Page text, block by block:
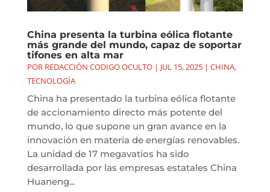
China presenta la turbina eólica flotante
más grande del mundo, capaz de soportar
tifones en alta mar
POR REDACCIÓN CODIGO OCULTO| JUL 15, 2025| CHINA,
TECNOLOGÍA
China ha presentado la turbina eólica flotante
de accionamiento directo más potente del
mundo, lo que supone un gran avance en la
innovación en materia de energías renovables.
La unidad de 17 megavatios ha sido
desarrollada por las empresas estatales China
Huaneng...